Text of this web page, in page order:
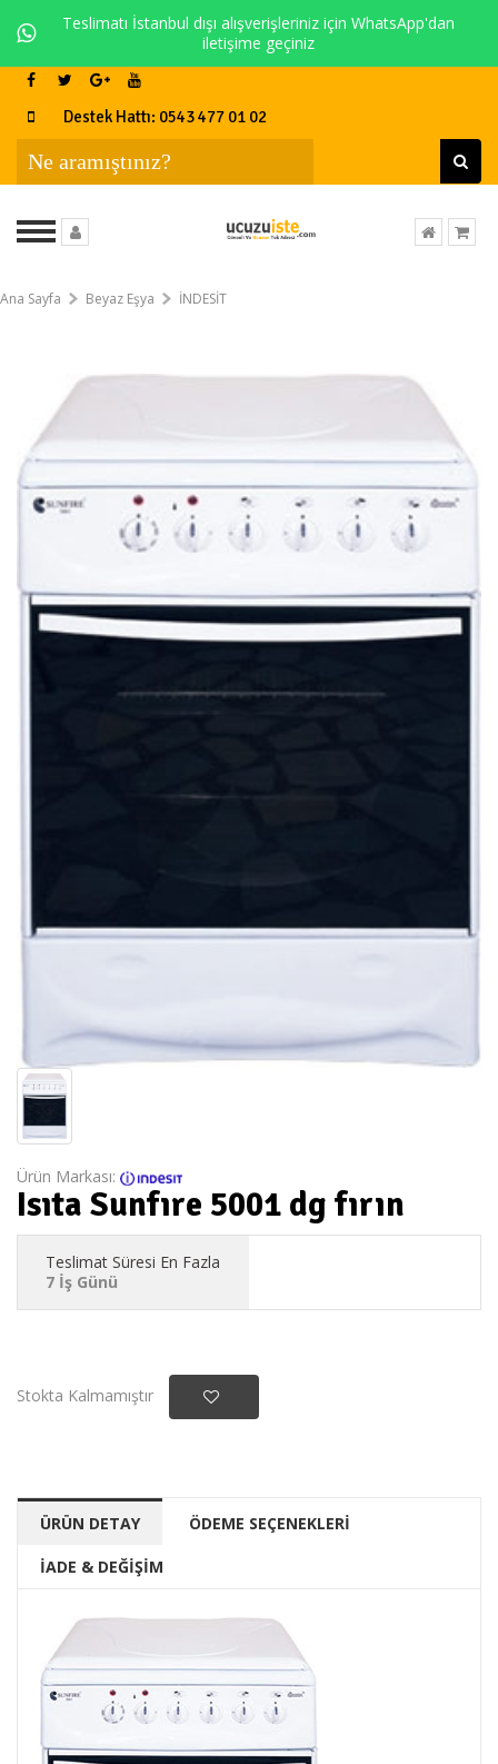
Teslimatı İstanbul dışı alışverişleriniz için WhatsApp'dan
iletişime geçiniz
Destek Hattı: 0543 477 01 02
Ana Sayfa Beyaz Eşya İNDESİT
Ürün Markası:
Isıta Sunfıre 5001 dg fırın
Teslimat Süresi En Fazla
7 İş Günü
Stokta Kalmamıştır
ÜRÜN DETAY ÖDEME SEÇENEKLERİ
İADE & DEĞİŞİM